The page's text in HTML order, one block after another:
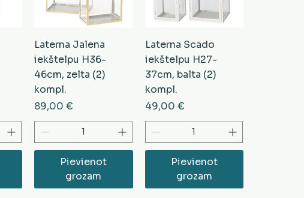
Laterna Jalena
iekštelpu H36-
46cm, zelta (2)
kompl.
Cena
89,00 €
Pievienot
grozam
Laterna Scado
iekštelpu H27-
37cm, balta (2)
kompl.
Cena
49,00 €
Pievienot
grozam